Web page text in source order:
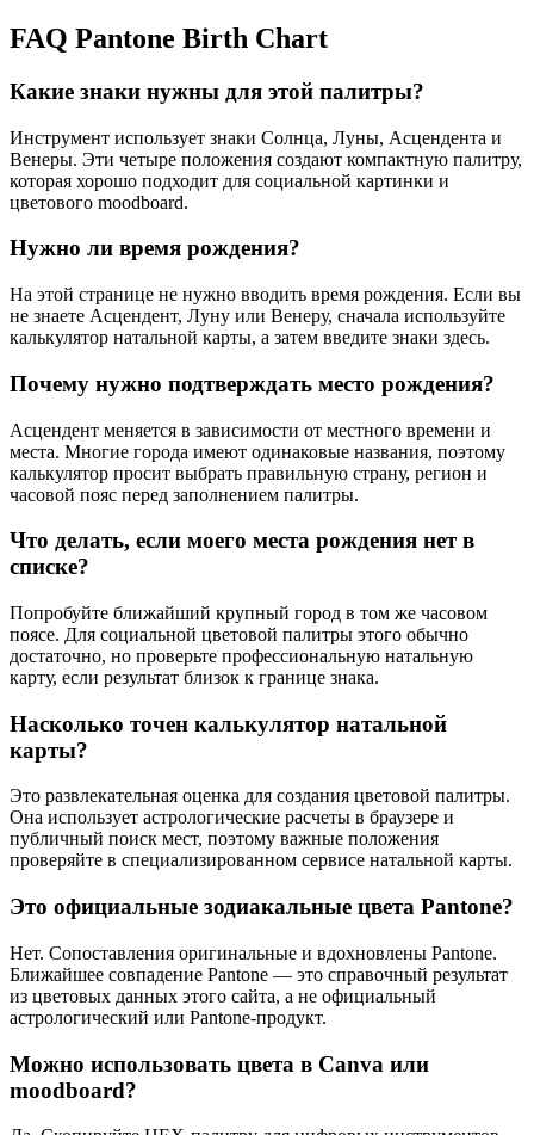
FAQ Pantone Birth Chart
Какие знаки нужны для этой палитры?
Инструмент использует знаки Солнца, Луны, Асцендента и
Венеры. Эти четыре положения создают компактную палитру,
которая хорошо подходит для социальной картинки и
цветового moodboard.
Нужно ли время рождения?
На этой странице не нужно вводить время рождения. Если вы
не знаете Асцендент, Луну или Венеру, сначала используйте
калькулятор натальной карты, а затем введите знаки здесь.
Почему нужно подтверждать место рождения?
Асцендент меняется в зависимости от местного времени и
места. Многие города имеют одинаковые названия, поэтому
калькулятор просит выбрать правильную страну, регион и
часовой пояс перед заполнением палитры.
Что делать, если моего места рождения нет в
списке?
Попробуйте ближайший крупный город в том же часовом
поясе. Для социальной цветовой палитры этого обычно
достаточно, но проверьте профессиональную натальную
карту, если результат близок к границе знака.
Насколько точен калькулятор натальной
карты?
Это развлекательная оценка для создания цветовой палитры.
Она использует астрологические расчеты в браузере и
публичный поиск мест, поэтому важные положения
проверяйте в специализированном сервисе натальной карты.
Это официальные зодиакальные цвета Pantone?
Нет. Сопоставления оригинальные и вдохновлены Pantone.
Ближайшее совпадение Pantone — это справочный результат
из цветовых данных этого сайта, а не официальный
астрологический или Pantone-продукт.
Можно использовать цвета в Canva или
moodboard?